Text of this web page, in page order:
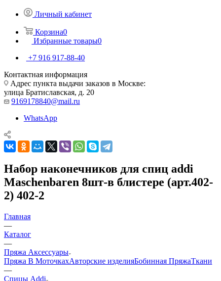
Личный кабинет
Корзина0
Избранные товары0
+7 916 917-88-40
Контактная информация
Адрес пункта выдачи заказов в Москве:
улица Братиславская, д. 20
9169178840@mail.ru
WhatsApp
Набор наконечников для спиц addi
Maschenbaren 8шт-в блистере (арт.402-
2) 402-2
Главная
—
Каталог
—
Пряжа Аксессуары
Пряжа В МоточкахАвторские изделияБобинная ПряжаТкани
—
Спицы Addi